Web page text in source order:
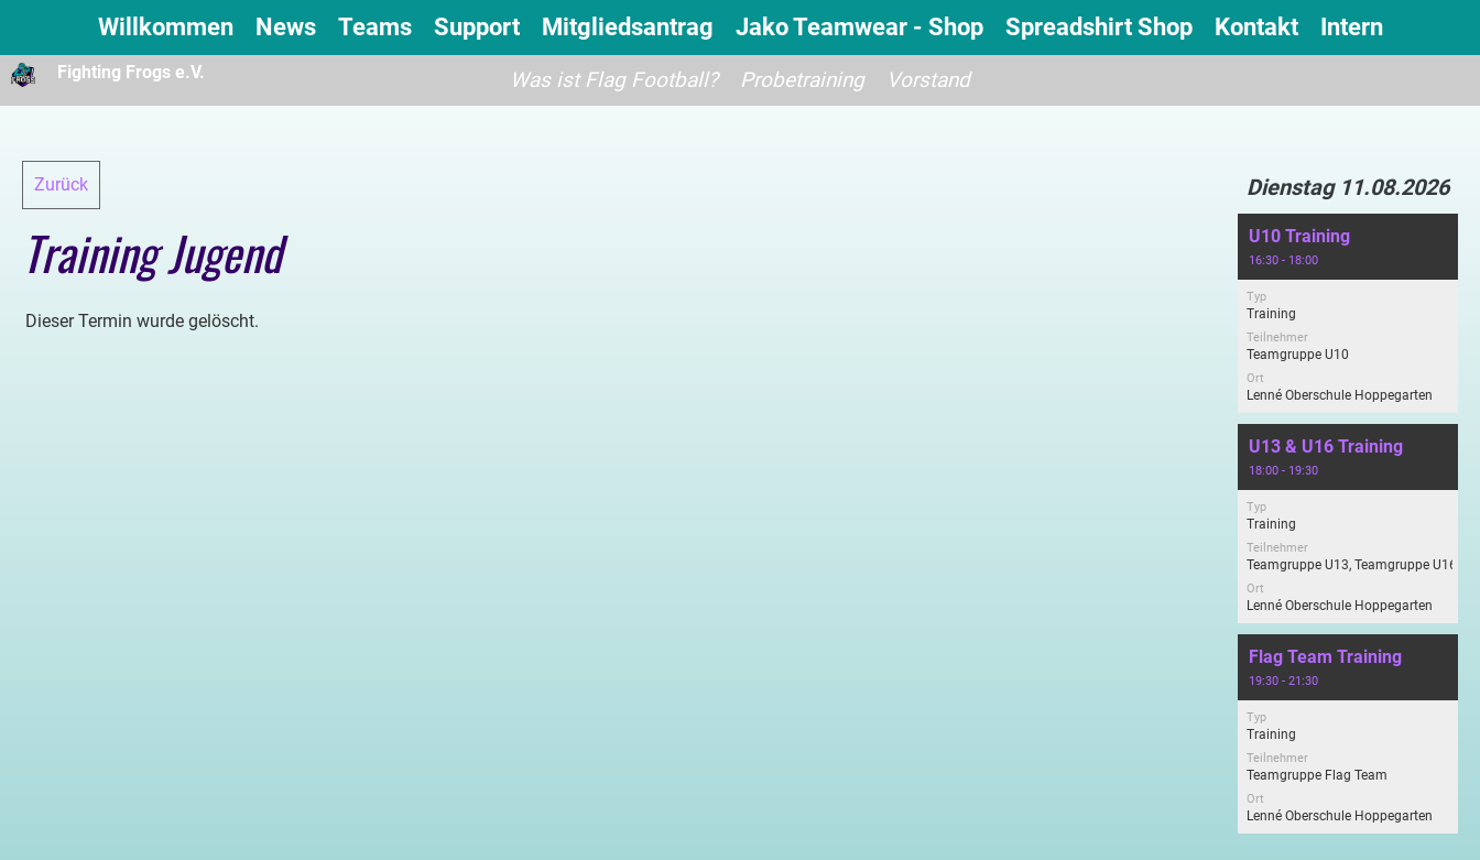
Fighting Frogs e.V.
Willkommen News Teams Support Mitgliedsantrag Jako Teamwear - Shop Spreadshirt Shop Kontakt Intern
Was ist Flag Football? Probetraining Vorstand
Zurück
Training Jugend
Dieser Termin wurde gelöscht.
Dienstag 11.08.2026
U10 Training
16:30 - 18:00
Typ
Training
Teilnehmer
Teamgruppe U10
Ort
Lenné Oberschule Hoppegarten
U13 & U16 Training
18:00 - 19:30
Typ
Training
Teilnehmer
Teamgruppe U13, Teamgruppe U16
Ort
Lenné Oberschule Hoppegarten
Flag Team Training
19:30 - 21:30
Typ
Training
Teilnehmer
Teamgruppe Flag Team
Ort
Lenné Oberschule Hoppegarten